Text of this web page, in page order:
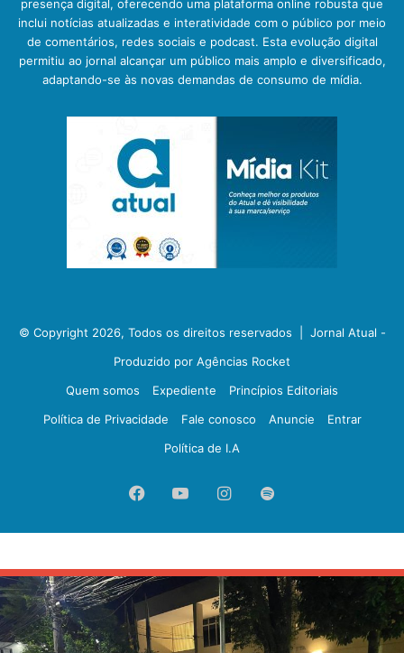
presença digital, oferecendo uma plataforma online robusta que
inclui notícias atualizadas e interatividade com o público por meio
de comentários, redes sociais e podcast. Esta evolução digital
permitiu ao jornal alcançar um público mais amplo e diversificado,
adaptando-se às novas demandas de consumo de mídia.
© Copyright 2026, Todos os direitos reservados | Jornal Atual -
Produzido por Agências Rocket
Quem somos
Expediente
Princípios Editoriais
Política de Privacidade
Fale conosco Anuncie
Entrar
Política de I.A
FacebookYouTubeInstagram
Spotify